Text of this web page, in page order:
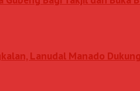
Lanudal Manado